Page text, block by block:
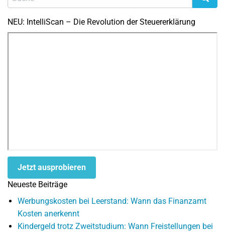
NEU: IntelliScan – Die Revolution der Steuererklärung
Jetzt ausprobieren
Neueste Beiträge
Werbungskosten bei Leerstand: Wann das Finanzamt
Kosten anerkennt
Kindergeld trotz Zweitstudium: Wann Freistellungen bei